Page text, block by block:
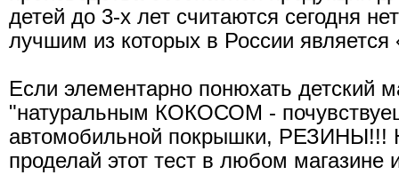
детей до 3-х лет считаются сегодня
лучшим из которых в России
Если элементарно понюхать детский
"натуральным КОКОСОМ -
автомобильной покрышки, РЕЗИНЫ!!!
проделай этот тест в любом магазине